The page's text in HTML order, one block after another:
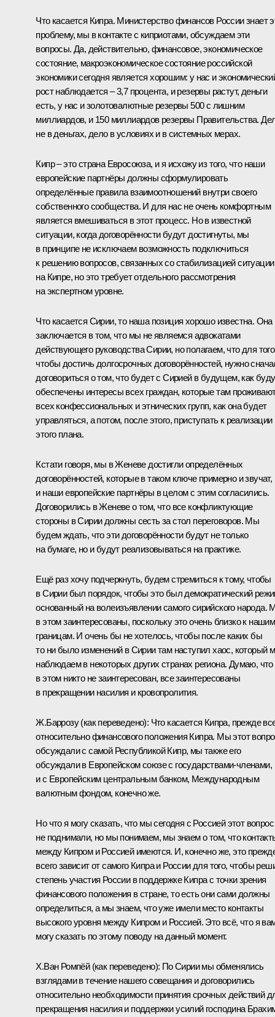
Что касается Кипра. Министерство финансов России знает
проблему, мы в контакте с киприотами, обсуждаем эти
вопросы. Да, действительно, финансовое, экономическое
состояние, макроэкономическое состояние российской
экономики сегодня является хорошим: у нас и
рост наблюдается – 3,7 процента, и резервы растут, деньги
есть, у нас и золотовалютные резервы 500 с лишним
миллиардов, и 150 миллиардов резервы Правительства.
не в деньгах, дело в условиях и в системных мерах.
Кипр – это страна Евросоюза, и я исхожу из того, что наши
европейские партнёры должны сформулировать
определённые правила взаимоотношений внутри своего
собственного сообщества. И для нас не очень комфортным
является вмешиваться в этот процесс. Но в известной
ситуации, когда договорённости будут достигнуты, мы
в принципе не исключаем возможность подключиться
к решению вопросов, связанных со стабилизацией ситуации
на Кипре, но это требует отдельного рассмотрения
на экспертном уровне.
Что касается Сирии, то наша позиция хорошо известна. Она
заключается в том, что мы не являемся адвокатами
действующего руководства Сирии, но полагаем, что для
чтобы достичь долгосрочных договорённостей, нужно
договориться о том, что будет с Сирией в будущем, как
обеспечены интересы всех граждан, которые там
всех конфессиональных и этнических групп, как она будет
управляться, а потом, после этого, приступать к реализации
этого плана.
Кстати говоря, мы в Женеве достигли определённых
договорённостей, которые в таком ключе примерно и звучат,
и наши европейские партнёры в целом с этим согласились.
Договорились в Женеве о том, что все конфликтующие
стороны в Сирии должны сесть за стол переговоров. Мы
будем ждать, что эти договорённости будут не только
на бумаге, но и будут реализовываться на практике.
Ещё раз хочу подчеркнуть, будем стремиться к тому, чтобы
в Сирии был порядок, чтобы это был демократический
основанный на волеизъявлении самого сирийского народа.
в этом заинтересованы, поскольку это очень близко к нашим
границам. И очень бы не хотелось, чтобы после каких бы
то ни было изменений в Сирии там наступил хаос, который
наблюдаем в некоторых других странах региона. Думаю, что
в этом никто не заинтересован, все заинтересованы
в прекращении насилия и кровопролития.
Ж.Баррозу(как переведено): Что касается Кипра, прежде
относительно финансового положения Кипра. Мы этот
обсуждали с самой Республикой Кипр, мы также его
обсуждали в Европейском союзе с государствами-членами,
и с Европейским центральным банком, Международным
валютным фондом, конечно же.
Но что я могу сказать, что мы сегодня с Россией этот вопрос
не поднимали, но мы понимаем, мы знаем о том, что
между Кипром и Россией имеются. И, конечно же, это
всего зависит от самого Кипра и России для того, чтобы
степень участия России в поддержке Кипра с точки зрения
финансового положения в стране, то есть они сами должны
определиться, а мы знаем, что уже имели место контакты
высокого уровня между Кипром и Россией. Это всё, что я
могу сказать по этому поводу на данный момент.
Х.Ван Ромпёй (как переведено): По Сирии мы обменялись
взглядами в течение нашего совещания и договорились
относительно необходимости принятия срочных действий
прекращения насилия и поддержки усилий господина